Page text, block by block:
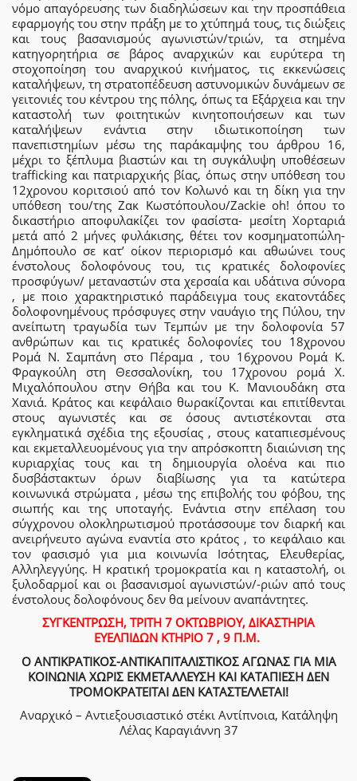
νόμο απαγόρευσης των διαδηλώσεων και την προσπάθεια
εφαρμογής του στην πράξη με το χτύπημά τους, τις διώξεις
και τους βασανισμούς αγωνιστών/τριών, τα στημένα
κατηγορητήρια σε βάρος αναρχικών και ευρύτερα τη
στοχοποίηση του αναρχικού κινήματος, τις εκκενώσεις
καταλήψεων, τη στρατοπέδευση αστυνομικών δυνάμεων σε
γειτονιές του κέντρου της πόλης, όπως τα Εξάρχεια και την
καταστολή των φοιτητικών κινητοποιήσεων και των
καταλήψεων ενάντια στην ιδιωτικοποίηση των
πανεπιστημίων μέσω της παράκαμψης του άρθρου 16,
μέχρι το ξέπλυμα βιαστών και τη συγκάλυψη υποθέσεων
trafficking και πατριαρχικής βίας, όπως στην υπόθεση του
12χρονου κοριτσιού από τον Κολωνό και τη δίκη για την
υπόθεση του/της Ζακ Κωστόπουλου/Zackie oh! όπου το
δικαστήριο αποφυλακίζει τον φασίστα- μεσίτη Χορταριά
μετά από 2 μήνες φυλάκισης, θέτει τον κοσμηματοπώλη-
Δημόπουλο σε κατ’ οίκον περιορισμό και αθωώνει τους
ένστολους δολοφόνους του, τις κρατικές δολοφονίες
προσφύγων/ μεταναστών στα χερσαία και υδάτινα σύνορα
, με ποιο χαρακτηριστικό παράδειγμα τους εκατοντάδες
δολοφονημένους πρόσφυγες στην ναυάγιο της Πύλου, την
ανείπωτη τραγωδία των Τεμπών με την δολοφονία 57
ανθρώπων και τις κρατικές δολοφονίες του 18χρονου
Ρομά Ν. Σαμπάνη στο Πέραμα , του 16χρονου Ρομά Κ.
Φραγκούλη στη Θεσσαλονίκη, του 17χρονου ρομά Χ.
Μιχαλόπουλου στην Θήβα και του Κ. Μανιουδάκη στα
Χανιά. Κράτος και κεφάλαιο θωρακίζονται και επιτίθενται
στους αγωνιστές και σε όσους αντιστέκονται στα
εγκληματικά σχέδια της εξουσίας , στους καταπιεσμένους
και εκμεταλλευομένους για την απρόσκοπτη διαιώνιση της
κυριαρχίας τους και τη δημιουργία ολοένα και πιο
δυσβάστακτων όρων διαβίωσης για τα κατώτερα
κοινωνικά στρώματα , μέσω της επιβολής του φόβου, της
σιωπής και της υποταγής. Ενάντια στην επέλαση του
σύγχρονου ολοκληρωτισμού προτάσσουμε τον διαρκή και
ανειρήνευτο αγώνα εναντία στο κράτος , το κεφάλαιο και
τον φασισμό για μια κοινωνία Ισότητας, Ελευθερίας,
Αλληλεγγύης. Η κρατική τρομοκρατία και η καταστολή, οι
ξυλοδαρμοί και οι βασανισμοί αγωνιστών/-ριών από τους
ένστολους δολοφόνους δεν θα μείνουν αναπάντητες.
ΣΥΓΚΕΝΤΡΩΣΗ, ΤΡΙΤΗ 7 ΟΚΤΩΒΡΙΟΥ, ΔΙΚΑΣΤΗΡΙΑ
ΕΥΕΛΠΙΔΩΝ ΚΤΗΡΙΟ 7 , 9 Π.Μ.
Ο ΑΝΤΙΚΡΑΤΙΚΟΣ-ΑΝΤΙΚΑΠΙΤΑΛΙΣΤΙΚΟΣ ΑΓΩΝΑΣ ΓΙΑ ΜΙΑ
ΚΟΙΝΩΝΙΑ ΧΩΡΙΣ ΕΚΜΕΤΑΛΛΕΥΣΗ ΚΑΙ ΚΑΤΑΠΙΕΣΗ ΔΕΝ
ΤΡΟΜΟΚΡΑΤΕΙΤΑΙ ΔΕΝ ΚΑΤΑΣΤΕΛΛΕΤΑΙ!
Αναρχικό – Αντιεξουσιαστικό στέκι Αντίπνοια, Κατάληψη
Λέλας Καραγιάννη 37